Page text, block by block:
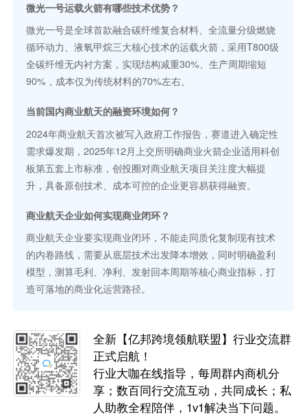
微光一号运载火箭有哪些技术优势？
微光一号是全球首款融合碳纤维复合材料、全流量分级燃烧
循环动力、液氧甲烷三大核心技术的运载火箭，采用T800级
全碳纤维无内衬方案，实现结构减重30%、生产周期缩短
90%，成本仅为传统材料的70%左右。
当前国内商业航天的融资环境如何？
2024年商业航天首次被写入政府工作报告，赛道进入确定性
需求爆发期，2025年12月上交所明确商业火箭企业适用科创
板第五套上市标准，创投圈对商业航天项目关注度大幅提
升，具备原创技术、成本可控的企业更容易获得融资。
商业航天企业如何实现商业闭环？
商业航天企业要实现商业闭环，不能走同质化复制现有技术
的内卷路线，需要从底层技术出发降本增效，同时明确盈利
模型，测算毛利、净利、发射回本周期等核心商业指标，打
造可落地的商业化运营路径。
全新【亿邦跨境领航联盟】行业交流群
正式启航！
行业大咖在线指导，每周群内商机分
享；数百同行交流互动，共同成长；私
人助教全程陪伴，1v1解决当下问题。